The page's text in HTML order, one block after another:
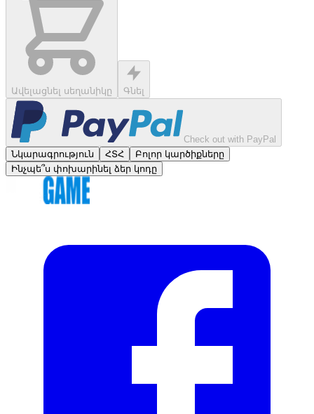
Ավելացնել սեղանիկը Գնել
Check out with PayPal
Նկարագրություն
ՀՏՀ
Բոլոր կարծիքները
Ինչպե՞ս փոխարինել ձեր կոդը